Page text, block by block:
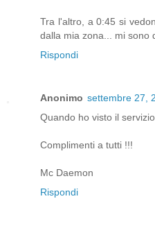
Tra l'altro, a 0:45 si
dalla mia zona... mi sono
Rispondi
Anonimo settembre 27,
Quando ho visto il
Complimenti a tutti !!!
Mc Daemon
Rispondi